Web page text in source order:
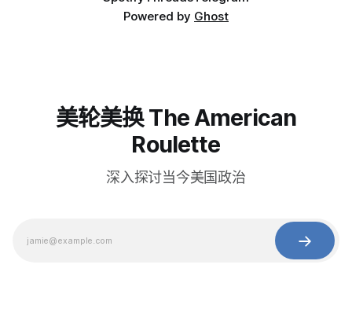
Powered by Ghost
美轮美换 The American
Roulette
深入探讨当今美国政治